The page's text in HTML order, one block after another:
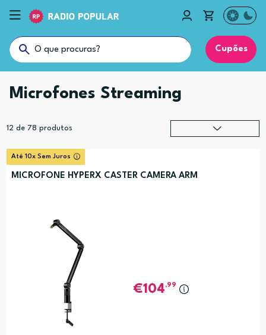
Cupões
Microfones Streaming
12 de 78 produtos
Até 10x Sem Juros
MICROFONE HYPERX CASTER CAMERA ARM
104,99